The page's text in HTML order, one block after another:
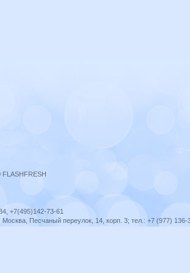
FLASHFRESH
+7(495)142-73-61
Москва, Песчаный переулок, 14, корп. 3; тел.: +7 (977) 136-